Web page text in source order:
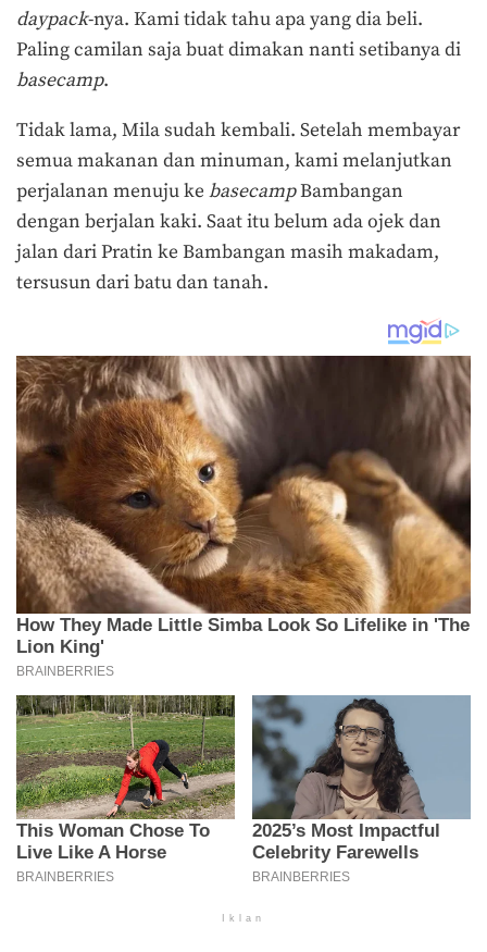
daypack-nya. Kami tidak tahu apa yang dia beli.
Paling camilan saja buat dimakan nanti setibanya di
basecamp.
Tidak lama, Mila sudah kembali. Setelah membayar
semua makanan dan minuman, kami melanjutkan
perjalanan menuju ke basecampBambangan
dengan berjalan kaki. Saat itu belum ada ojek dan
jalan dari Pratin ke Bambangan masih makadam,
tersusun dari batu dan tanah.
Iklan